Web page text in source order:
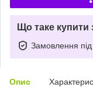
Що таке купити
Замовлення
Опис